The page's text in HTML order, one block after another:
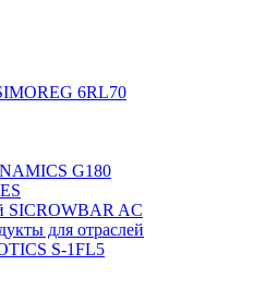
6RL70
G180
SICROWBAR AC
для отраслей
S-1FL5